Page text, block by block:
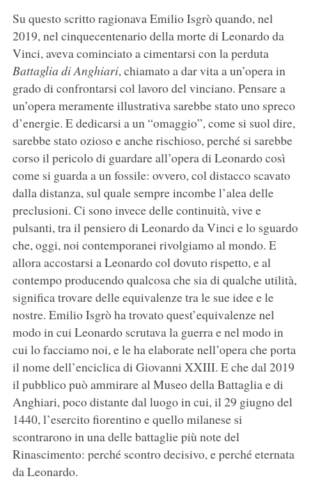
Su questo scritto ragionava Emilio Isgrò quando, nel
2019, nel cinquecentenario della morte di Leonardo da
Vinci, aveva cominciato a cimentarsi con la perduta
Battaglia di Anghiari, chiamato a dar vita a un’opera in
grado di confrontarsi col lavoro del vinciano. Pensare a
un’opera meramente illustrativa sarebbe stato uno spreco
d’energie. E dedicarsi a un “omaggio”, come si suol dire,
sarebbe stato ozioso e anche rischioso, perché si sarebbe
corso il pericolo di guardare all’opera di Leonardo così
come si guarda a un fossile: ovvero, col distacco scavato
dalla distanza, sul quale sempre incombe l’alea delle
preclusioni. Ci sono invece delle continuità, vive e
pulsanti, tra il pensiero di Leonardo da Vinci e lo sguardo
che, oggi, noi contemporanei rivolgiamo al mondo. E
allora accostarsi a Leonardo col dovuto rispetto, e al
contempo producendo qualcosa che sia di qualche utilità,
significa trovare delle equivalenze tra le sue idee e le
nostre. Emilio Isgrò ha trovato quest’equivalenze nel
modo in cui Leonardo scrutava la guerra e nel modo in
cui lo facciamo noi, e le ha elaborate nell’opera che porta
il nome dell’enciclica di Giovanni XXIII. E che dal 2019
il pubblico può ammirare al Museo della Battaglia e di
Anghiari, poco distante dal luogo in cui, il 29 giugno del
1440, l’esercito fiorentino e quello milanese si
scontrarono in una delle battaglie più note del
Rinascimento: perché scontro decisivo, e perché eternata
da Leonardo.